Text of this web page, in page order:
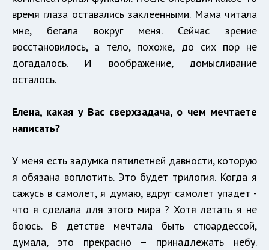
время глаза оставались заклеенными. Мама читала
мне, бегала вокруг меня. Сейчас зрение
восстановилось, а тело, похоже, до сих пор не
догадалось. И воображение, домысливание
осталось.
Елена, какая у Вас сверхзадача, о чем мечтаете
написать?
У меня есть задумка пятилетней давности, которую
я обязана воплотить. Это будет трилогия. Когда я
сажусь в самолет, я думаю, вдруг самолет упадет -
что я сделала для этого мира ? Хотя летать я не
боюсь. В детстве мечтала быть стюардессой,
думала, это прекрасно – принадлежать небу.